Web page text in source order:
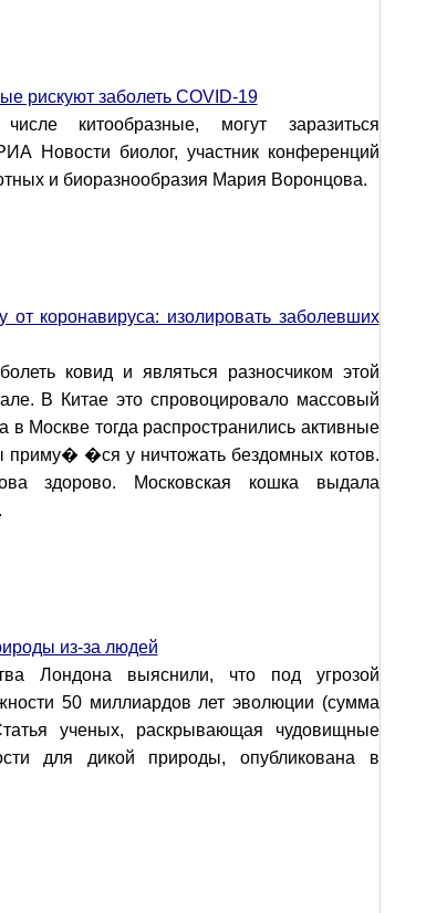
рискуют заболеть COVID-19
китообразные, могут заразиться
Новости биолог, участник конференций
и биоразнообразия Мария Воронцова.
от коронавируса: изолировать заболевших
ковид и являться разносчиком этой
В Китае это спровоцировало массовый
Москве тогда распространились активные
приму� �ся у ничтожать бездомных котов.
здорово. Московская кошка выдала
из-за людей
Лондона выяснили, что под угрозой
50 миллиардов лет эволюции (сумма
ученых, раскрывающая чудовищные
для дикой природы, опубликована в